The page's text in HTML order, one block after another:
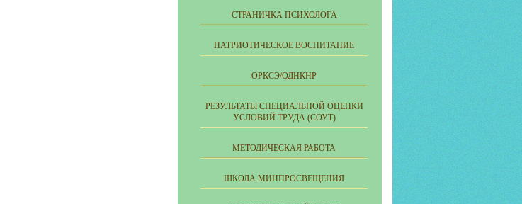
СТРАНИЧКА ПСИХОЛОГА
ПАТРИОТИЧЕСКОЕ ВОСПИТАНИЕ
ОРКСЭ/ОДНКНР
РЕЗУЛЬТАТЫ СПЕЦИАЛЬНОЙ ОЦЕНКИ
УСЛОВИЙ ТРУДА (СОУТ)
МЕТОДИЧЕСКАЯ РАБОТА
ШКОЛА МИНПРОСВЕЩЕНИЯ